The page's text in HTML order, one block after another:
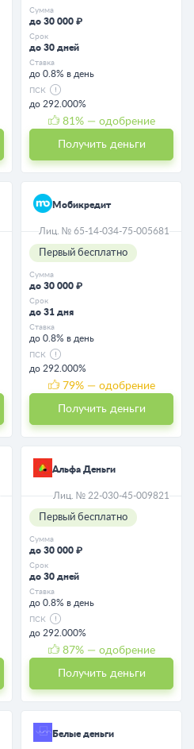
Сумма
до 30 000 ₽
Срок
до 30 дней
Ставка
до 0.8% в день
ПСК
до 292.000%
81 % — одобрение
Получить деньги
Мобикредит
Лиц. № 65-14-034-75-005681
Первый бесплатно
Сумма
до 30 000 ₽
Срок
до 31 дня
Ставка
до 0.8% в день
ПСК
до 292.000%
79% — одобрение
Получить деньги
Альфа Деньги
Лиц. № 22-030-45-009821
Первый бесплатно
Сумма
до 30 000 ₽
Срок
до 30 дней
Ставка
до 0.8% в день
ПСК
до 292.000%
87% — одобрение
Получить деньги
Белые деньги